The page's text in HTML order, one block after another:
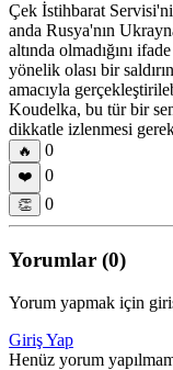
Çek İstihbarat
anda Rusya'nın
altında olmadığını
yönelik olası bir
amacıyla
Koudelka, bu tür bir
dikkatle izlenmesi
🔥 0
❤️ 0
👏 0
Yorumlar (0)
Yorum yapmak için
Giriş Yap
Henüz yorum